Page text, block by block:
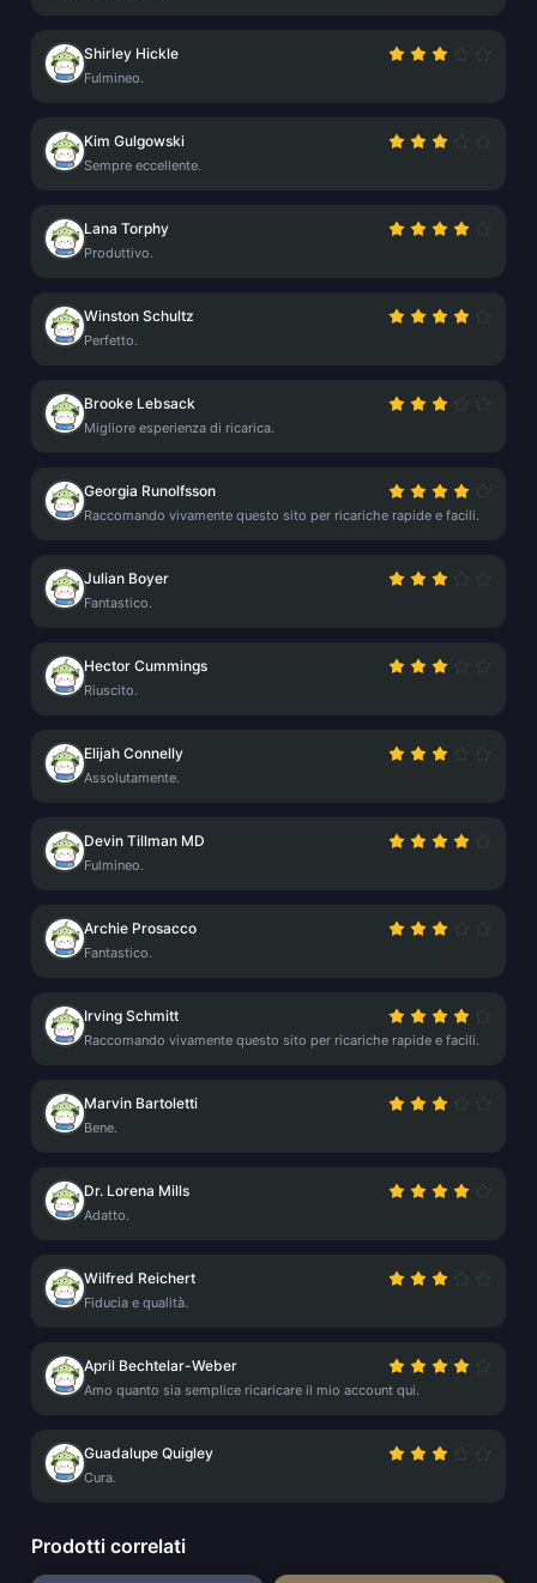
Shirley Hickle
Fulmineo.
Kim Gulgowski
Sempre eccellente.
Lana Torphy
Produttivo.
Winston Schultz
Perfetto.
Brooke Lebsack
Migliore esperienza di ricarica.
Georgia Runolfsson
Raccomando vivamente questo sito per ricariche rapide e facili.
Julian Boyer
Fantastico.
Hector Cummings
Riuscito.
Elijah Connelly
Assolutamente.
Devin Tillman MD
Fulmineo.
Archie Prosacco
Fantastico.
Irving Schmitt
Raccomando vivamente questo sito per ricariche rapide e facili.
Marvin Bartoletti
Bene.
Dr. Lorena Mills
Adatto.
Wilfred Reichert
Fiducia e qualità.
April Bechtelar-Weber
Amo quanto sia semplice ricaricare il mio account qui.
Guadalupe Quigley
Cura.
Prodotti correlati